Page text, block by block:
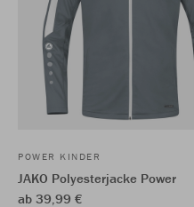
POWER KINDER
JAKO Polyesterjacke Power
ab 39,99 €